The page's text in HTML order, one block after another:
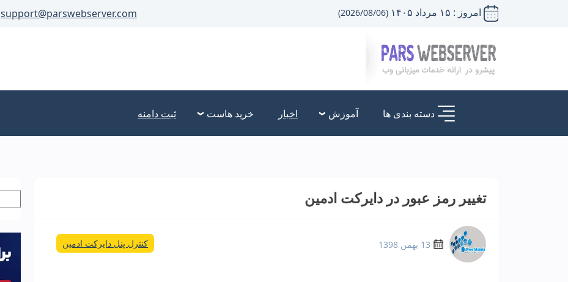
امروز : ۱۵ مرداد ۱۴۰۵ (2026/08/06)
support@parswebserver.com
دسته بندی ها آموزش اخبار خرید هاست ثبت دامنه
تغییر رمز عبور در دایرکت ادمین
13 بهمن 1398 کنترل پنل دایرکت ادمین